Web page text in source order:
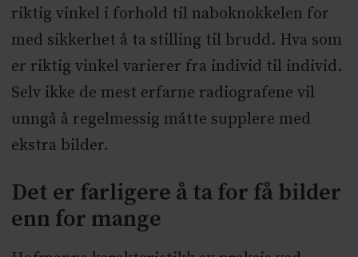
riktig vinkel i forhold til naboknokkelen for
med sikkerhet å ta stilling til brudd. Hva som
er riktig vinkel varierer fra individ til individ.
Selv ikke de mest erfarne radiografene vil
unngå å regelmessig måtte supplere med
ekstra bilder.
Det er farligere å ta for få bilder
enn for mange